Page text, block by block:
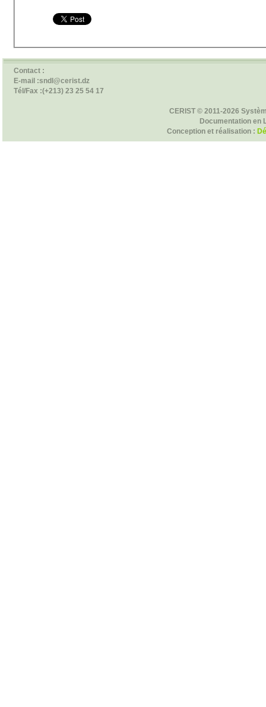
Contact :
E-mail :sndl@cerist.dz
Tél/Fax :(+213) 23 25 54 17
CERIST © 2011-2026
Documentation en
Conception et réalisation :